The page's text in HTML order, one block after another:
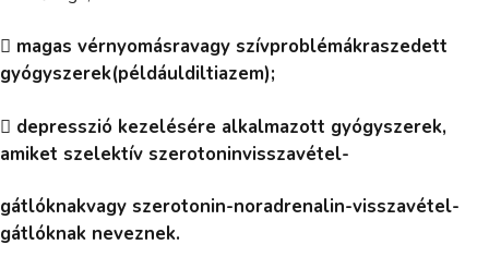
 magas vérnyomásravagy szívproblémákraszedett
gyógyszerek(példáuldiltiazem);
 depresszió kezelésére alkalmazott gyógyszerek,
amiket szelektív szerotoninvisszavétel-
gátlóknakvagy szerotonin-noradrenalin-visszavétel-
gátlóknak neveznek.